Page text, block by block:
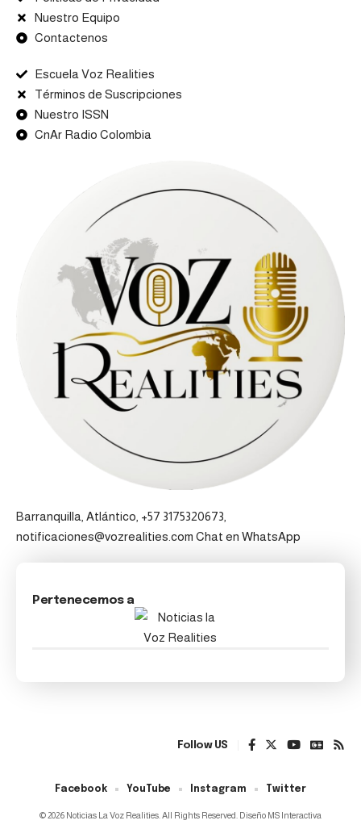
Nuestro Equipo
Contactenos
Escuela Voz Realities
Términos de Suscripciones
Nuestro ISSN
CnAr Radio Colombia
Barranquilla, Atlántico, +57 3175320673,
notificaciones@vozrealities.com Chat en WhatsApp
Pertenecemos a
Follow US
© 2026 Noticias La Voz Realities. All Rights Reserved. Diseño MS Interactiva
Facebook YouTube Instagram Twitter